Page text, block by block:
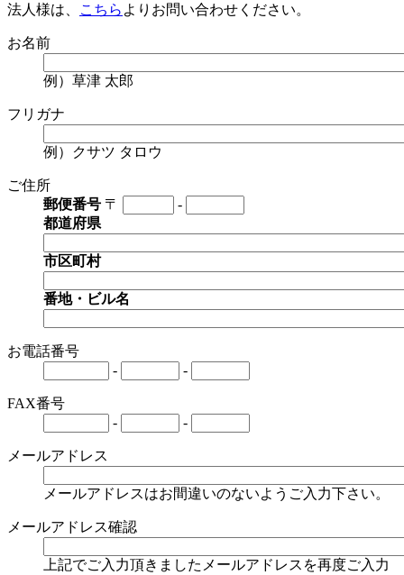
法人様は、 こちら よりお問い合わせください。
お名前
例）草津 太郎
フリガナ
例）クサツ タロウ
ご住所
郵便番号 〒
-
都道府県
市区町村
番地・ビル名
お電話番号
-
-
FAX番号
-
-
メールアドレス
メールアドレスはお間違いのないようご入力下さい。
メールアドレス確認
上記でご入力頂きましたメールアドレスを再度ご入力